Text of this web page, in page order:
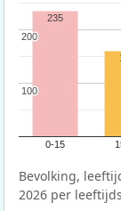
0-15
100
100
200
200
235
Bevolking,
2026 per